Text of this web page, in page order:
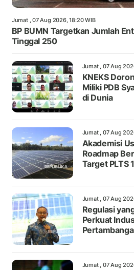
Jumat , 07 Aug 2026, 18:20 WIB
BP BUMN Targetkan Jumlah
Tinggal 250
Jumat , 07 Aug
KNEKS
Miliki PDB
di Dunia
Jumat , 07 Aug
Akademisi
Roadmap
Target PLTS
Jumat , 07 Aug
Regulasi
Perkuat
Jumat , 07 Aug